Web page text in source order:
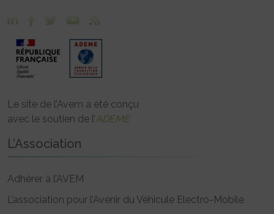
Le site de l’Avem a été conçu
avec le soutien de l’ADEME
L’Association
Adhérer à l’AVEM
L’association pour l’Avenir du Véhicule Electro-Mobile